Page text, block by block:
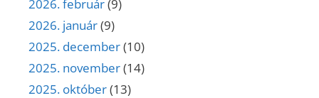
2026. február(9)
2026. január(9)
2025. december(10)
2025. november(14)
2025. október(13)